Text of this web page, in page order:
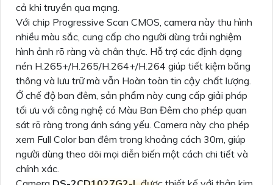
cả khi truyền qua mạng.
Với chip Progressive Scan CMOS, camera này thu hình
nhiều màu sắc, cung cấp cho người dùng trải nghiệm
hình ảnh rõ ràng và chân thực. Hỗ trợ các định dạng
nén H.265+/H.265/H.264+/H.264 giúp tiết kiệm băng
thông và lưu trữ mà vẫn Hoàn toàn tin cậy chất lượng.
Ở chế độ ban đêm, sản phẩm này cung cấp giải pháp
tối ưu với công nghệ có Màu Ban Đêm cho phép quan
sát rõ ràng trong ánh sáng yếu. Camera này cho phép
xem Full Color ban đêm trong khoảng cách 30m, giúp
người dùng theo dõi mọi diễn biến một cách chi tiết và
chính xác.